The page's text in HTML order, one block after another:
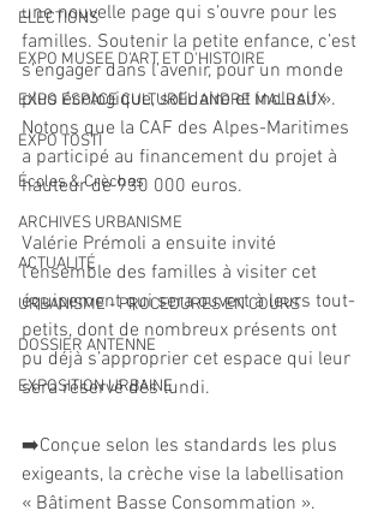
ELECTIONS
EXPO MUSEE D'ART ET D'HISTOIRE
EXPO ESPACE CULTUREL ANDRE MALRAUX
EXPO TOSTI
Écoles & Crèches
ARCHIVES URBANISME
ACTUALITÉ
URBANISME - PROCEDURES EN COURS
DOSSIER ANTENNE
EXPOSITION URBAINE
une nouvelle page qui s’ouvre pour les
familles. Soutenir la petite enfance, c’est
s’engager dans l’avenir, pour un monde
plus écologique, solidaire et inclusif ».
Notons que la CAF des Alpes-Maritimes
a participé au financement du projet à
hauteur de 930 000 euros.
Valérie Prémoli a ensuite invité
l’ensemble des familles à visiter cet
équipement qui sera ouvert à leurs tout-
petits, dont de nombreux présents ont
pu déjà s’approprier cet espace qui leur
sera réservé dès lundi.
➡️Conçue selon les standards les plus
exigeants, la crèche vise la labellisation
« Bâtiment Basse Consommation ».